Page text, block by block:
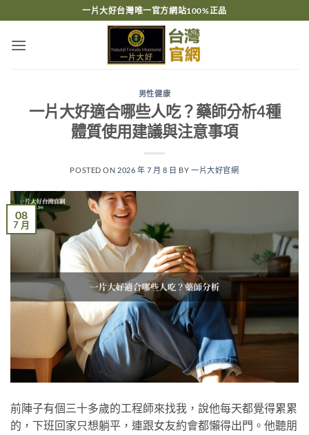
轉
一片大好台灣唯一官方網站100%正品
男性健康
一片大好適合哪些人吃？藥師分析4種
體質使用建議與注意事項
POSTED ON 2026 年 7 月 8 日 BY一片大好官網
08
7 月
前陣子有個三十多歲的工程師來找我，說他每天都覺得累累
的，下班回家只想躺平，連跟女友約會都懶得出門。他聽朋